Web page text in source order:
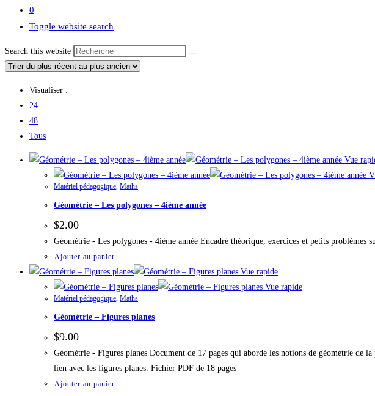
0
Toggle website search
Search this website
Visualiser :
24
48
Tous
Vue
Matériel pédagogique, Maths
Géométrie – Les polygones – 4ième année
$2.00
Géométrie - Les polygones - 4ième année Encadré théorique, exercices et petits problèmes
Ajouter au panier
Vue rapide
Vue rapide
Matériel pédagogique, Maths
Géométrie – Figures planes
$9.00
Géométrie - Figures planes Document de 17 pages qui aborde les notions de géométrie de
lien avec les figures planes. Fichier PDF de 18 pages
Ajouter au panier